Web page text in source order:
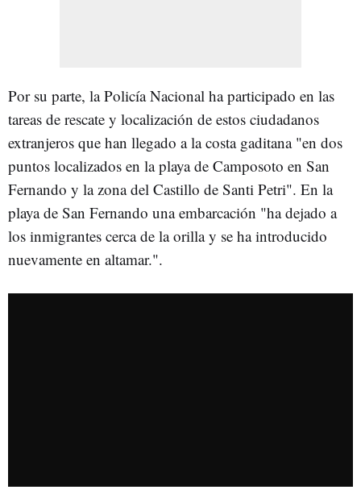
Por su parte, la Policía Nacional ha participado en las
tareas de rescate y localización de estos ciudadanos
extranjeros que han llegado a la costa gaditana "en dos
puntos localizados en la playa de Camposoto en San
Fernando y la zona del Castillo de Santi Petri". En la
playa de San Fernando una embarcación "ha dejado a
los inmigrantes cerca de la orilla y se ha introducido
nuevamente en altamar.".